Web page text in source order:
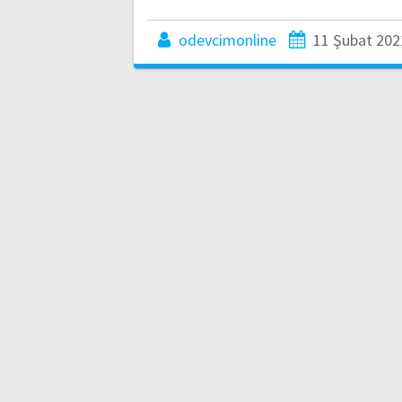
odevcimonline 11 Şubat